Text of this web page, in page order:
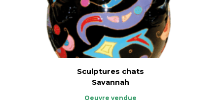
Sculptures chats
Savannah
Oeuvre vendue